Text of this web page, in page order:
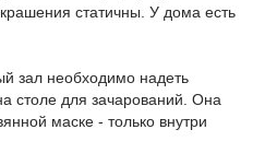
статичны. У дома есть
зал необходимо надеть
столе для зачарований. Она
маске - только внутри